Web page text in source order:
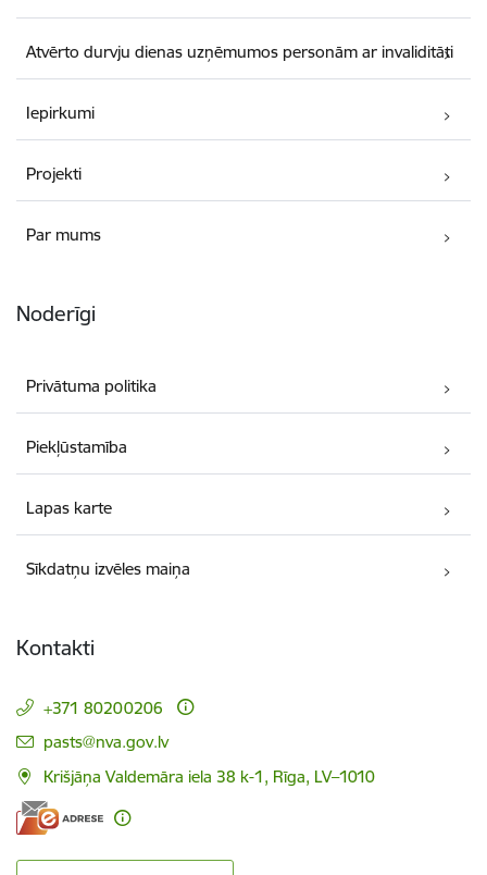
Atvērto durvju dienas uzņēmumos personām ar invaliditāti
Iepirkumi
Projekti
Par mums
Noderīgi
Privātuma politika
Piekļūstamība
Lapas karte
Sīkdatņu izvēles maiņa
Kontakti
+371 80200206
E-pasts:
pasts@nva.gov.lv
Krišjāņa Valdemāra iela 38 k-1, Rīga, LV–1010